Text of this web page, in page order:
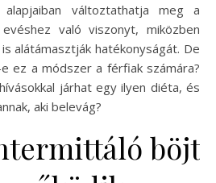
alapjaiban változtathatja meg a
való viszonyt, miközben
alátámasztják hatékonyságát. De
ez a módszer a férfiak számára?
járhat egy ilyen diéta, és
aki belevág?
böjt